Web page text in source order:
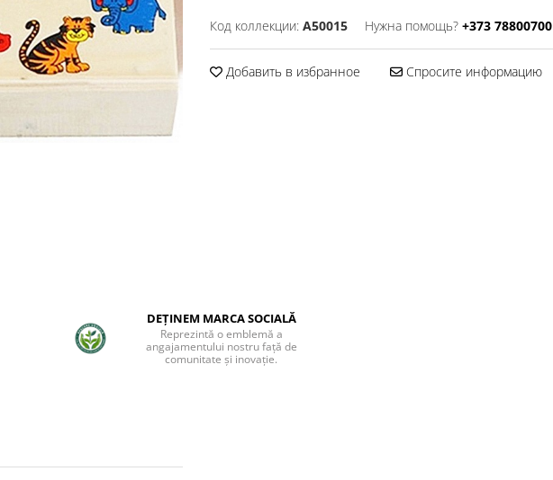
Код коллекции: A50015 Нужна помощь? +373 78800700
Добавить в избранное Спросите информацию
DEȚINEM MARCA SOCIALĂ
Reprezintă o emblemă a
angajamentului nostru față de
comunitate și inovație.